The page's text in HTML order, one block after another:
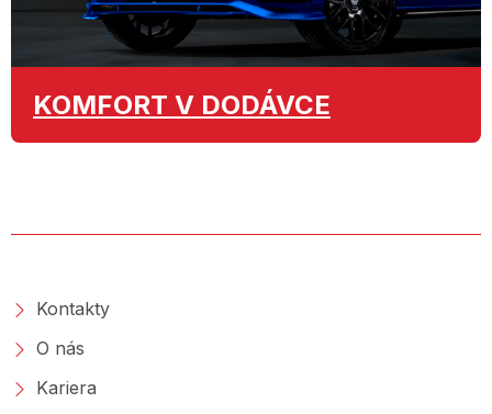
KOMFORT V DODÁVCE
Kontakty
O nás
Kariera